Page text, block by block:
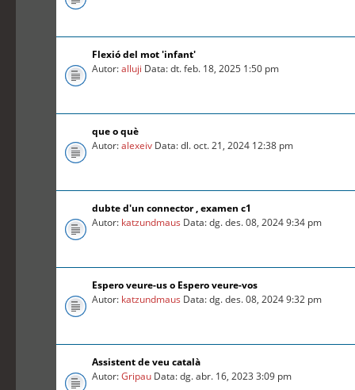
Flexió del mot 'infant'
Autor:alluji Data: dt. feb. 18, 2025 1:50 pm
que o què
Autor:alexeiv Data: dl. oct. 21, 2024 12:38 pm
dubte d'un connector , examen c1
Autor: katzundmaus Data: dg. des. 08, 2024 9:34 pm
Espero veure-us o Espero veure-vos
Autor: katzundmaus Data: dg. des. 08, 2024 9:32 pm
Assistent de veu català
Autor:Gripau Data: dg. abr. 16, 2023 3:09 pm